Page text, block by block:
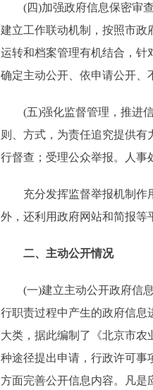
(四)加强政府信息保密审查
建立工作联动机制，按照市政
运转和档案管理有机结合，针
确定主动公开、依申请公开、
(五)强化监督管理，推进信
则、方式，为责任追究提供
行督查；受理公众举报。人事
充分发挥监督举报机制作用
外，还利用政府网站和简报等
二、主动公开情况
(一)建立主动公开政府信息
行职责过程中产生的政府信息
大类，据此编制了《北京市
种途径提出申请，行政许可事
方面完善公开信息内容。凡是